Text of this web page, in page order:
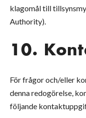
klagomål till
Authority).
10.
För frågor och/eller
denna redogörelse,
följande